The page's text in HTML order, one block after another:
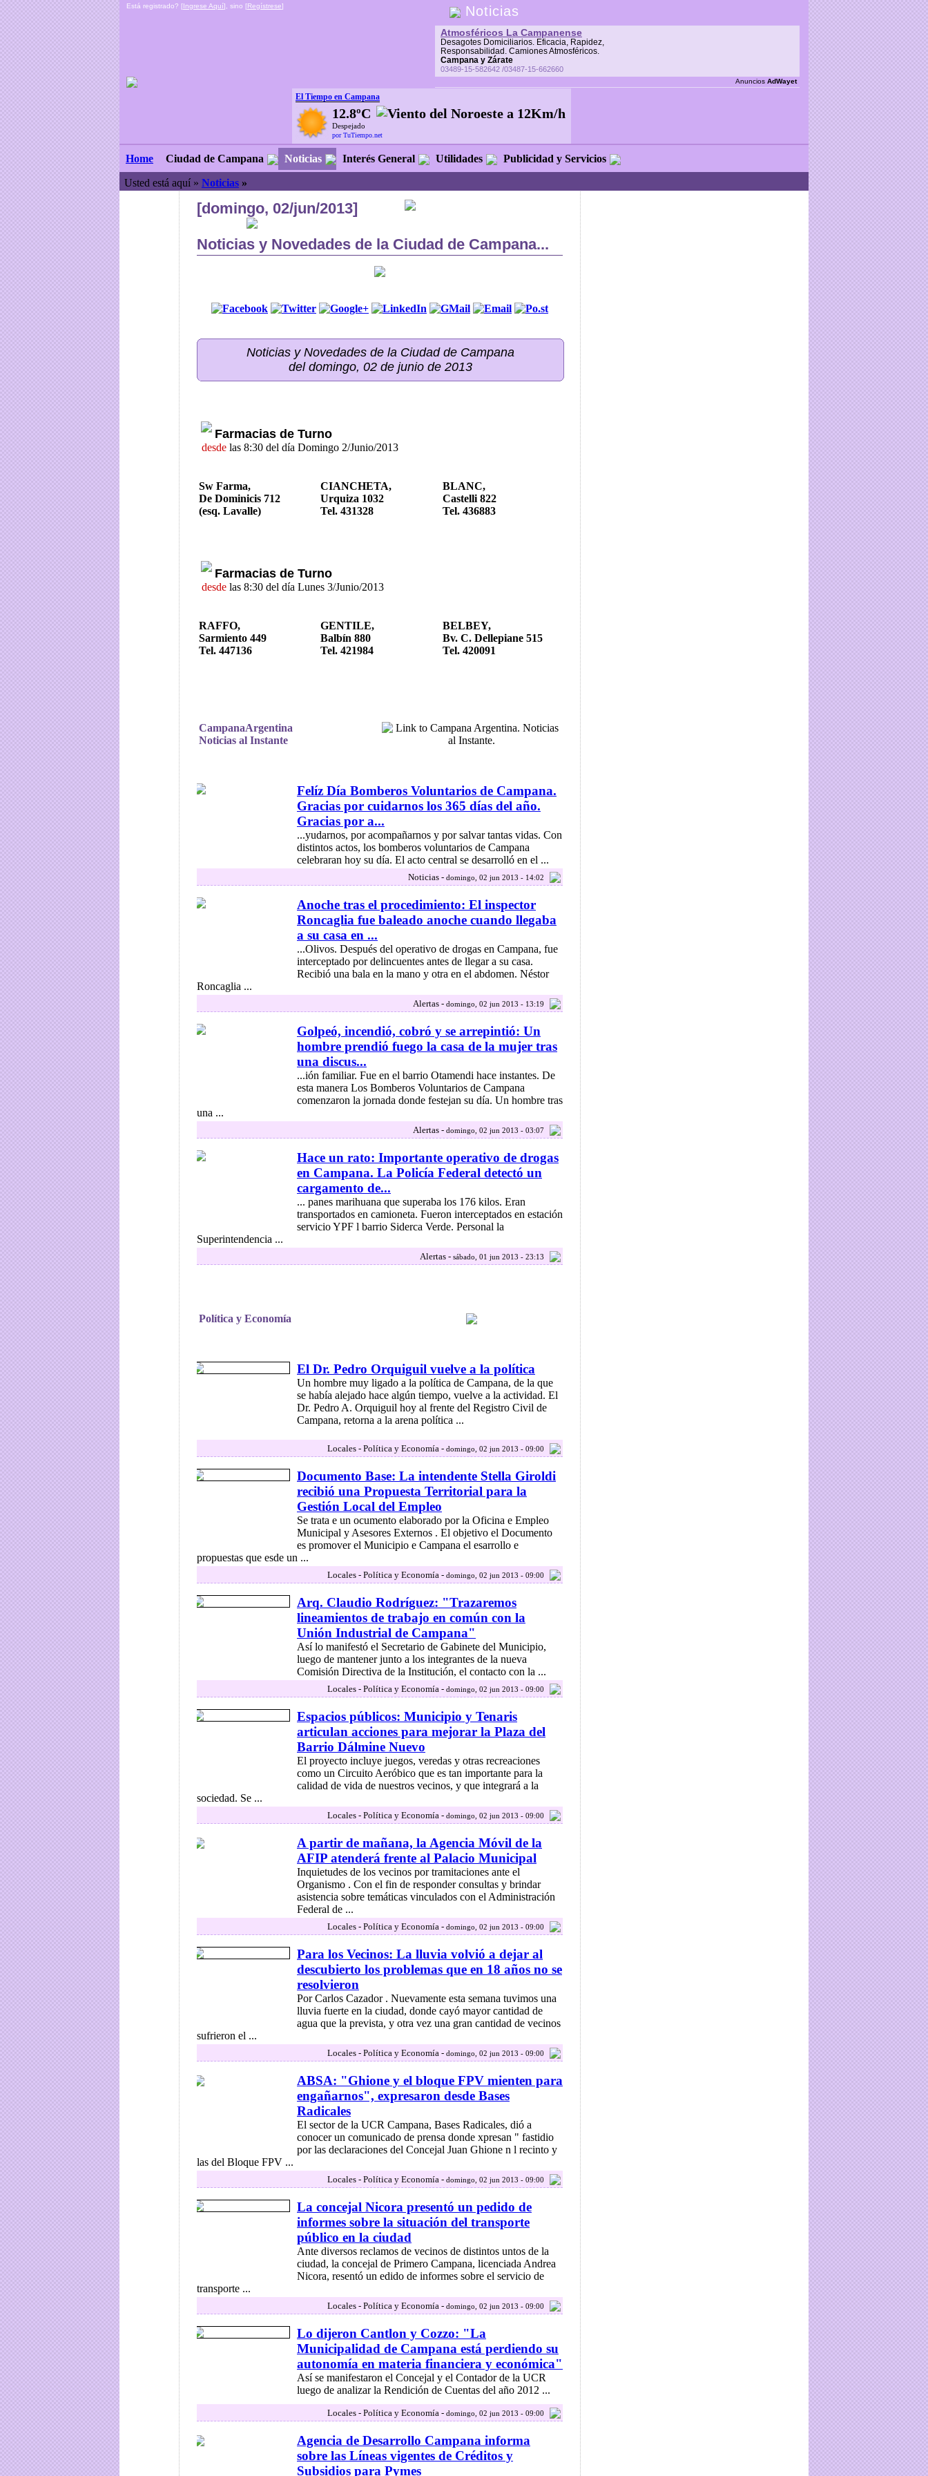
Está registrado? [Ingrese Aquí], sino [Regístrese] Noticias
Atmosféricos La Campanense
Desagotes Domiciliarios. Eficacia, Rapidez,
Responsabilidad. Camiones Atmosféricos.
Campana y Zárate
03489-15-582642 /03487-15-662660
Anuncios AdWayet
El Tiempo en Campana
12.8ºC
Despejado
por TuTiempo.net
Home Ciudad de Campana Noticias Interés General Utilidades Publicidad y Servicios
Usted está aquí » Noticias »
[domingo, 02/jun/2013]
Noticias y Novedades de la Ciudad de Campana...
Noticias y Novedades de la Ciudad de Campana
del domingo, 02 de junio de 2013
Farmacias de Turno
desde las 8:30 del día Domingo 2/Junio/2013
Sw Farma,
De Dominicis 712
(esq. Lavalle)
CIANCHETA,
Urquiza 1032
Tel. 431328
BLANC,
Castelli 822
Tel. 436883
Farmacias de Turno
desde las 8:30 del día Lunes 3/Junio/2013
RAFFO,
Sarmiento 449
Tel. 447136
GENTILE,
Balbín 880
Tel. 421984
BELBEY,
Bv. C. Dellepiane 515
Tel. 420091
CampanaArgentina
Noticias al Instante
Felíz Día Bomberos Voluntarios de Campana.
Gracias por cuidarnos los 365 días del año.
Gracias por a...
...yudarnos, por acompañarnos y por salvar tantas vidas. Con
distintos actos, los bomberos voluntarios de Campana
celebraran hoy su día. El acto central se desarrolló en el ...
Noticias - domingo, 02 jun 2013 - 14:02
Anoche tras el procedimiento: El inspector
Roncaglia fue baleado anoche cuando llegaba
a su casa en ...
...Olivos. Después del operativo de drogas en Campana, fue
interceptado por delincuentes antes de llegar a su casa.
Recibió una bala en la mano y otra en el abdomen. Néstor
Roncaglia ...
Alertas - domingo, 02 jun 2013 - 13:19
Golpeó, incendió, cobró y se arrepintió: Un
hombre prendió fuego la casa de la mujer tras
una discus...
...ión familiar. Fue en el barrio Otamendi hace instantes. De
esta manera Los Bomberos Voluntarios de Campana
comenzaron la jornada donde festejan su día. Un hombre tras
una ...
Alertas - domingo, 02 jun 2013 - 03:07
Hace un rato: Importante operativo de drogas
en Campana. La Policía Federal detectó un
cargamento de...
... panes marihuana que superaba los 176 kilos. Eran
transportados en camioneta. Fueron interceptados en estación
servicio YPF l barrio Siderca Verde. Personal la
Superintendencia ...
Alertas - sábado, 01 jun 2013 - 23:13
Política y Economía
El Dr. Pedro Orquiguil vuelve a la política
Un hombre muy ligado a la política de Campana, de la que
se había alejado hace algún tiempo, vuelve a la actividad. El
Dr. Pedro A. Orquiguil hoy al frente del Registro Civil de
Campana, retorna a la arena política ...
Locales - Política y Economía - domingo, 02 jun 2013 - 09:00
Documento Base: La intendente Stella Giroldi
recibió una Propuesta Territorial para la
Gestión Local del Empleo
Se trata e un ocumento elaborado por la Oficina e Empleo
Municipal y Asesores Externos . El objetivo el Documento
es promover el Municipio e Campana el esarrollo e
propuestas que esde un ...
Locales - Política y Economía - domingo, 02 jun 2013 - 09:00
Arq. Claudio Rodríguez: "Trazaremos
lineamientos de trabajo en común con la
Unión Industrial de Campana"
Así lo manifestó el Secretario de Gabinete del Municipio,
luego de mantener junto a los integrantes de la nueva
Comisión Directiva de la Institución, el contacto con la ...
Locales - Política y Economía - domingo, 02 jun 2013 - 09:00
Espacios públicos: Municipio y Tenaris
articulan acciones para mejorar la Plaza del
Barrio Dálmine Nuevo
El proyecto incluye juegos, veredas y otras recreaciones
como un Circuito Aeróbico que es tan importante para la
calidad de vida de nuestros vecinos, y que integrará a la
sociedad. Se ...
Locales - Política y Economía - domingo, 02 jun 2013 - 09:00
A partir de mañana, la Agencia Móvil de la
AFIP atenderá frente al Palacio Municipal
Inquietudes de los vecinos por tramitaciones ante el
Organismo . Con el fin de responder consultas y brindar
asistencia sobre temáticas vinculados con el Administración
Federal de ...
Locales - Política y Economía - domingo, 02 jun 2013 - 09:00
Para los Vecinos: La lluvia volvió a dejar al
descubierto los problemas que en 18 años no se
resolvieron
Por Carlos Cazador . Nuevamente esta semana tuvimos una
lluvia fuerte en la ciudad, donde cayó mayor cantidad de
agua que la prevista, y otra vez una gran cantidad de vecinos
sufrieron el ...
Locales - Política y Economía - domingo, 02 jun 2013 - 09:00
ABSA: "Ghione y el bloque FPV mienten para
engañarnos", expresaron desde Bases
Radicales
El sector de la UCR Campana, Bases Radicales, dió a
conocer un comunicado de prensa donde xpresan " fastidio
por las declaraciones del Concejal Juan Ghione n l recinto y
las del Bloque FPV ...
Locales - Política y Economía - domingo, 02 jun 2013 - 09:00
La concejal Nicora presentó un pedido de
informes sobre la situación del transporte
público en la ciudad
Ante diversos reclamos de vecinos de distintos untos de la
ciudad, la concejal de Primero Campana, licenciada Andrea
Nicora, resentó un edido de informes sobre el servicio de
transporte ...
Locales - Política y Economía - domingo, 02 jun 2013 - 09:00
Lo dijeron Cantlon y Cozzo: "La
Municipalidad de Campana está perdiendo su
autonomía en materia financiera y económica"
Así se manifestaron el Concejal y el Contador de la UCR
luego de analizar la Rendición de Cuentas del año 2012 ...
Locales - Política y Economía - domingo, 02 jun 2013 - 09:00
Agencia de Desarrollo Campana informa
sobre las Líneas vigentes de Créditos y
Subsidios para Pymes